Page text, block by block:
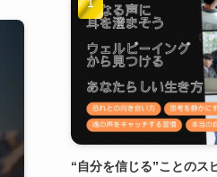
“自分を信じる”ことのス